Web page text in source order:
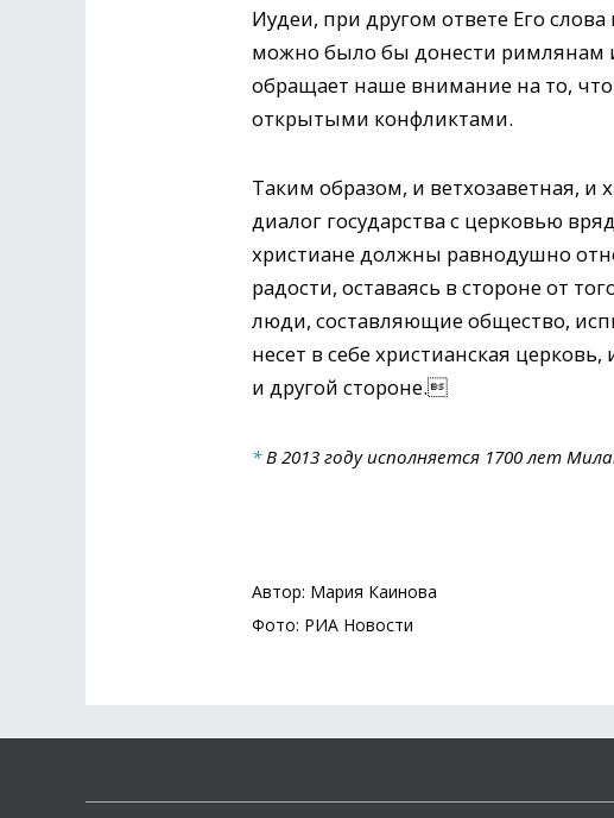
Иудеи, при другом ответе Его
можно было бы донести римлянам и
обращает наше внимание на то,
открытыми конфликтами.
Таким образом, и ветхозаветная,
диалог государства с церковью
христиане должны равнодушно
радости, оставаясь в стороне от
люди, составляющие общество,
несет в себе христианская
и другой стороне.
*В 2013 году исполняется 1700 лет
Автор: Мария Каинова
Фото: РИА Новости